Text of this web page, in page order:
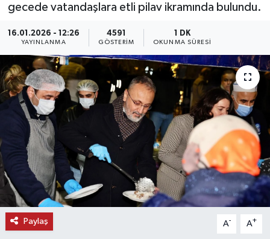
gecede vatandaşlara etli pilav ikramında bulundu.
16.01.2026 - 12:26
YAYINLANMA
4591
GÖSTERIM
1 DK
OKUNMA SÜRESI
Paylaş A- A+
MAGAZİN
ÖZEL HABER
SAĞLIK
SPOR
TEKNOLOJİ